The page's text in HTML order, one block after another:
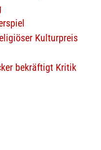
Kulturpreis
bekräftigt Kritik